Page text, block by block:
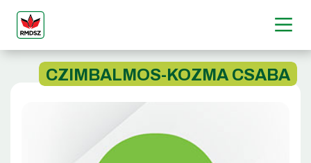
CZIMBALMOS-KOZMA CSABA